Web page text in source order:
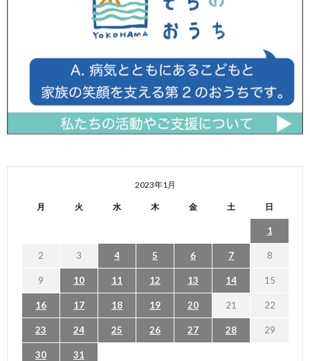
2023年1月
月 火 水 木 金 土 日
1
2 3 4 5 6 7 8
9 10 11 12 13 14 15
16 17 18 19 20 21 22
23 24 25 26 27 28 29
30
31